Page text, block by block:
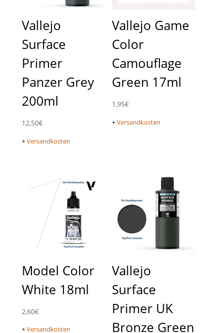
Vallejo
Surface
Primer
Panzer Grey
200ml
12,50€
+Versandkosten
Vallejo Game
Color
Camouflage
Green 17ml
1,95€
+Versandkosten
Model Color
White 18ml
2,60€
+Versandkosten
Vallejo
Surface
Primer UK
Bronze Green